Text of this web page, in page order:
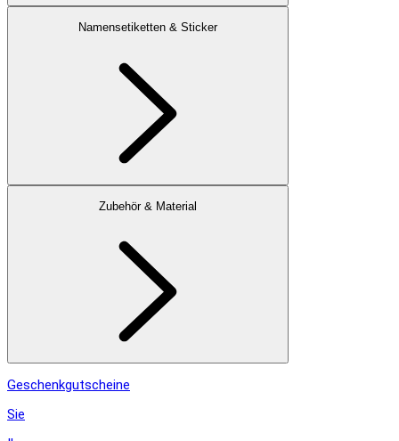
Namensetiketten & Sticker
Zubehör & Material
Geschenkgutscheine
Sie